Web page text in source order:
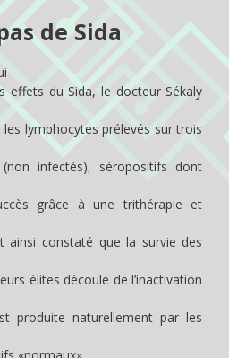
de Sida
effets du Sida, le docteur Sékaly
lymphocytes prélevés sur trois
infectés), séropositifs dont
grâce à une trithérapie et
ainsi constaté que la survie des
élites découle de l’inactivation
produite naturellement par les